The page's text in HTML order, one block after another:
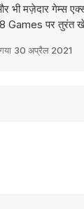
भी मज़ेदार गेम्स
Games पर तुरंत
30 अप्रैल 2021